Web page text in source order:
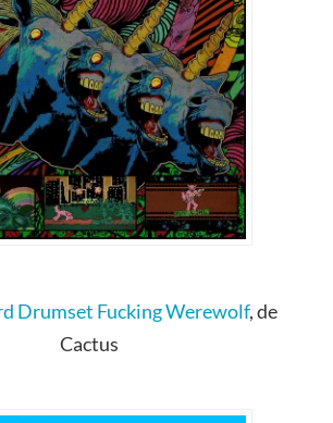
Drumset Fucking Werewolf, de
Cactus